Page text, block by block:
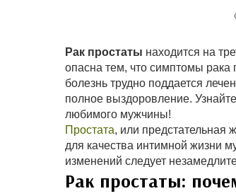
Рак простаты находится на
опасна тем, что симптомы
болезнь трудно поддается
полное выздоровление.
любимого мужчины!
Простата, или предстательная
для качества интимной жизни
изменений следует
Рак простаты: